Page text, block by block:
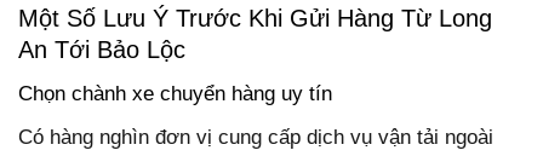
Một Số Lưu Ý Trước Khi Gửi Hàng Từ Long
An Tới Bảo Lộc
Chọn chành xe chuyển hàng uy tín
Có hàng nghìn đơn vị cung cấp dịch vụ vận tải ngoài